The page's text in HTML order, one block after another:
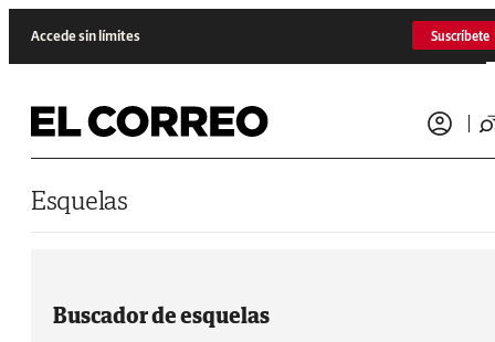
Accede sin límites Suscríbete
Esquelas
Buscador de esquelas